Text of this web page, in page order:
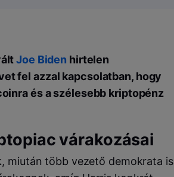
Joe Biden hirtelen
fel azzal kapcsolatban, hogy
és a szélesebb kriptopénz
várakozásai
miután több vezető demokrata is